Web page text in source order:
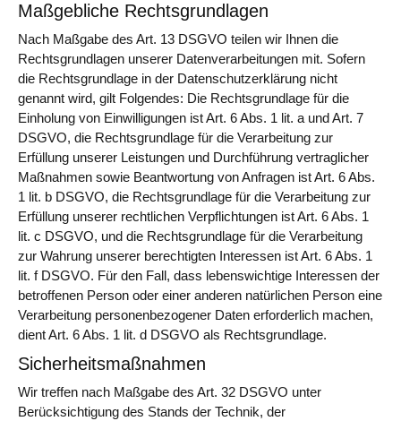
Maßgebliche Rechtsgrundlagen
Nach Maßgabe des Art. 13 DSGVO teilen wir Ihnen die
Rechtsgrundlagen unserer Datenverarbeitungen mit. Sofern
die Rechtsgrundlage in der Datenschutzerklärung nicht
genannt wird, gilt Folgendes: Die Rechtsgrundlage für die
Einholung von Einwilligungen ist Art. 6 Abs. 1 lit. a und Art. 7
DSGVO, die Rechtsgrundlage für die Verarbeitung zur
Erfüllung unserer Leistungen und Durchführung vertraglicher
Maßnahmen sowie Beantwortung von Anfragen ist Art. 6 Abs.
1 lit. b DSGVO, die Rechtsgrundlage für die Verarbeitung zur
Erfüllung unserer rechtlichen Verpflichtungen ist Art. 6 Abs. 1
lit. c DSGVO, und die Rechtsgrundlage für die Verarbeitung
zur Wahrung unserer berechtigten Interessen ist Art. 6 Abs. 1
lit. f DSGVO. Für den Fall, dass lebenswichtige Interessen der
betroffenen Person oder einer anderen natürlichen Person eine
Verarbeitung personenbezogener Daten erforderlich machen,
dient Art. 6 Abs. 1 lit. d DSGVO als Rechtsgrundlage.
Sicherheitsmaßnahmen
Wir treffen nach Maßgabe des Art. 32 DSGVO unter
Berücksichtigung des Stands der Technik, der